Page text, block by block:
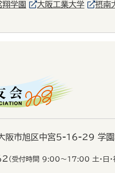
翔学園 大阪工業大学 摂南
市旭区中宮5-16-29 学園
（受付時間 9:00〜17:00 土・日・